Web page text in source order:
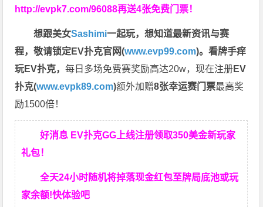
http://evpk7.com/96088再送4张免费门票！
想跟美女Sashimi一起玩，想知道最新资讯与赛
程，敬请锁定EV扑克官网(www.evp99.com)。看牌手痒
玩EV扑克，每日多场免费赛奖励高达20w，现在注册EV
扑克(www.evpk89.com)额外加赠8张幸运赛门票最高奖
励1500倍！
好消息 EV扑克GG上线注册领取350美金新玩家
礼包！
全天24小时随机将掉落现金红包至牌局底池或玩
家余额!快体验吧